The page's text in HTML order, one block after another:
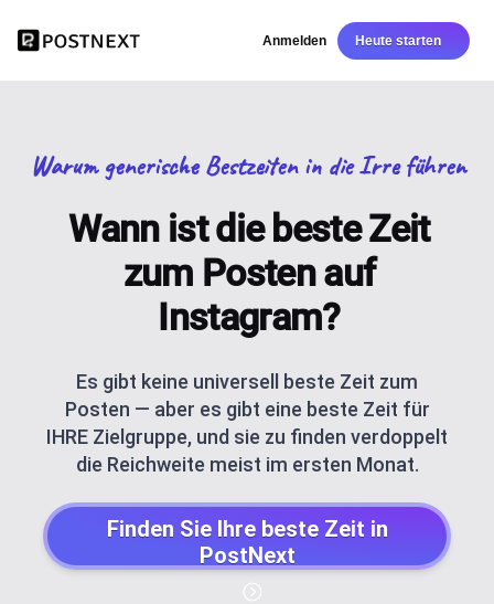
Anmelden Heute starten
Warum generische Bestzeiten in die Irre führen
Wann ist die beste Zeit
zum Posten auf
Instagram?
Es gibt keine universell beste Zeit zum
Posten — aber es gibt eine beste Zeit für
IHRE Zielgruppe, und sie zu finden verdoppelt
die Reichweite meist im ersten Monat.
Finden Sie Ihre beste Zeit in
PostNext